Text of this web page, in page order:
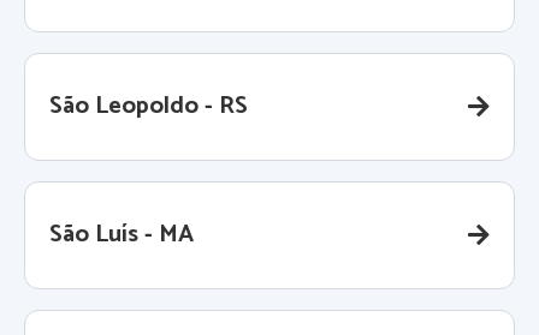
São Leopoldo - RS
São Luís - MA